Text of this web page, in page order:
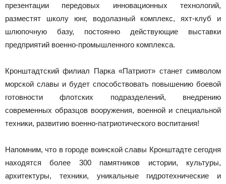
презентации передовых инновационных технологий,
разместят школу юнг, водолазный комплекс, яхт-клуб и
шлюпочную базу, постоянно действующие выставки
предприятий военно-промышленного комплекса.
Кронштадтский филиал Парка «Патриот» станет символом
морской славы и будет способствовать повышению боевой
готовности флотских подразделений, внедрению
современных образцов вооружения, военной и специальной
техники, развитию военно-патриотического воспитания!
Напомним, что в городе воинской славы Кронштадте сегодня
находятся более 300 памятников истории, культуры,
архитектуры, техники, уникальные гидротехнические и